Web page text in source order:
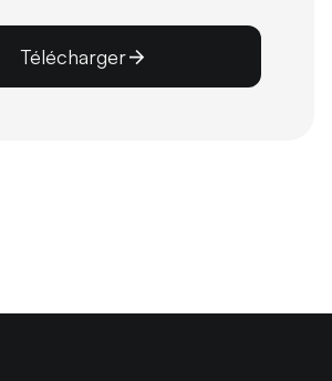
Télécharger